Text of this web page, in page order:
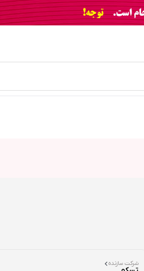
شرکت سازنده